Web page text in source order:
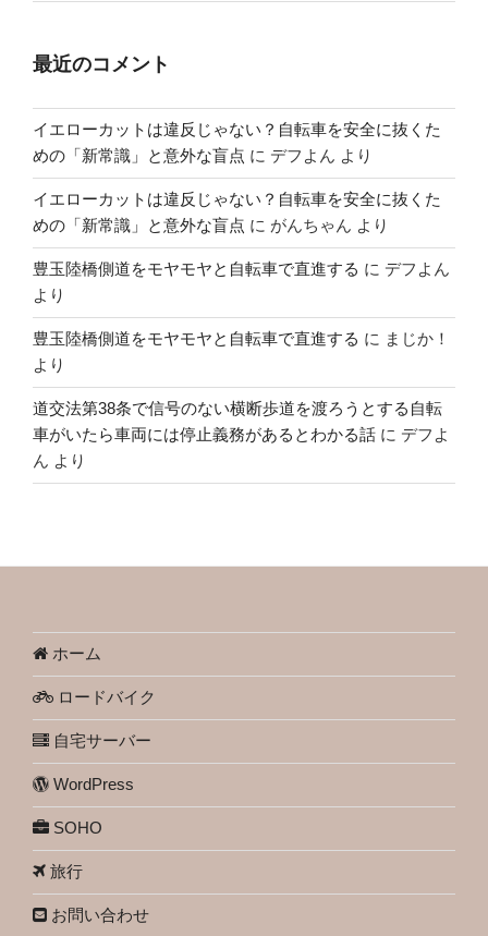
最近のコメント
イエローカットは違反じゃない？自転車を安全に抜くた
めの「新常識」と意外な盲点 に デフよん より
イエローカットは違反じゃない？自転車を安全に抜くた
めの「新常識」と意外な盲点 に がんちゃん より
豊玉陸橋側道をモヤモヤと自転車で直進する に デフよん
より
豊玉陸橋側道をモヤモヤと自転車で直進する に まじか！
より
道交法第38条で信号のない横断歩道を渡ろうとする自転
車がいたら車両には停止義務があるとわかる話 に デフよ
ん より
ホーム
ロードバイク
自宅サーバー
WordPress
SOHO
旅行
お問い合わせ